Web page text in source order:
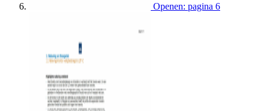
Openen: pagina 6